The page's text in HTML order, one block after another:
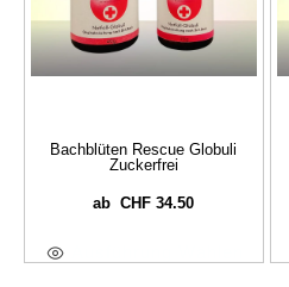
Bachblüten Rescue Globuli
Zuckerfrei
abCHF 34.50